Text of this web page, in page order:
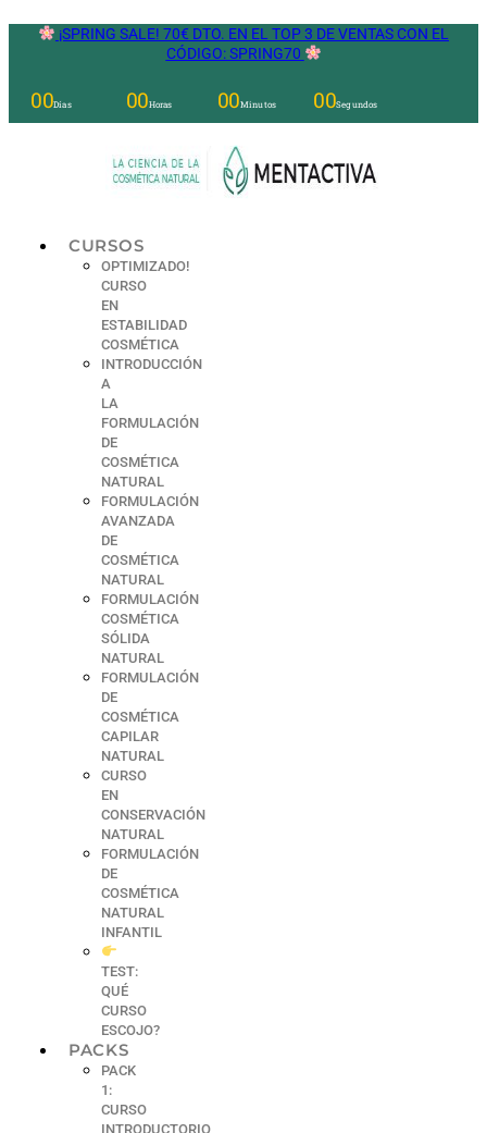
¡SPRING SALE! 70€ DTO. EN EL TOP 3 DE VENTAS CON EL
CÓDIGO: SPRING70
00Días 00Horas 00Minutos 00Segundos
CURSOS
OPTIMIZADO!
CURSO
EN
ESTABILIDAD
COSMÉTICA
INTRODUCCIÓN
A
LA
FORMULACIÓN
DE
COSMÉTICA
NATURAL
FORMULACIÓN
AVANZADA
DE
COSMÉTICA
NATURAL
FORMULACIÓN
COSMÉTICA
SÓLIDA
NATURAL
FORMULACIÓN
DE
COSMÉTICA
CAPILAR
NATURAL
CURSO
EN
CONSERVACIÓN
NATURAL
FORMULACIÓN
DE
COSMÉTICA
NATURAL
INFANTIL
TEST:
QUÉ
CURSO
ESCOJO?
PACKS
PACK
1:
CURSO
INTRODUCTORIO